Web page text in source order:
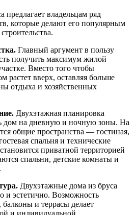
предлагает владельцам ряд
которые делают его популярным
Главный аргумент в пользу
получить максимум жилой
Вместо того чтобы
растет вверх, оставляя больше
отдыха и хозяйственных
Двухэтажная планировка
дом на дневную и ночную зоны. На
общие пространства — гостиная,
спальня и технические
приватной территорией
спальни, детские комнаты и
Двухэтажные дома из бруса
и эстетично. Возможность
балконы и террасы делает